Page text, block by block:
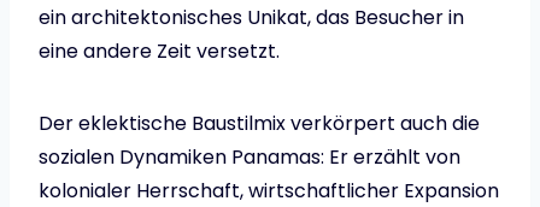
ein architektonisches Unikat, das Besucher in
eine andere Zeit versetzt.
Der eklektische Baustilmix verkörpert auch die
sozialen Dynamiken Panamas: Er erzählt von
kolonialer Herrschaft, wirtschaftlicher Expansion